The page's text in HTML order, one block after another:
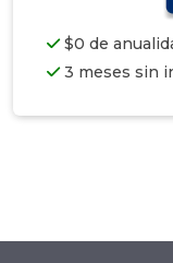
$0 de
3 meses sin